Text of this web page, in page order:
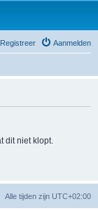
Aanmelden
Registreer
dit niet klopt.
Alle tijden zijn UTC+02:00